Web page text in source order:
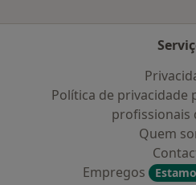
Política de privacidade
profissionais
Quem
Empregos